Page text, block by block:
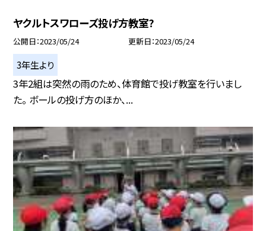
ヤクルトスワローズ投げ方教室?
公開日 2023/05/24 更新日 2023/05/24
3年生より
3年2組は突然の雨のため、体育館で投げ教室を行いまし
た。 ボールの投げ方のほか、...